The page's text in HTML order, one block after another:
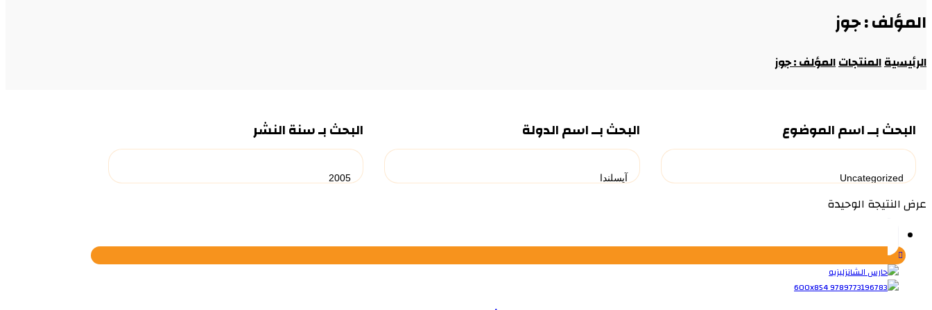
المؤلف : جوز
الرئيسيةالمنتجاتالمؤلف : جوز
البحث بــ اسم الموضوع البحث بــ اسم الدولة البحث بـ سنة النشر
عرض النتيجة الوحيدة